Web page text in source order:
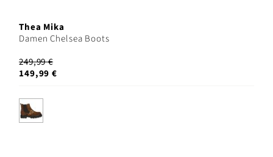
Thea Mika
Damen Chelsea Boots
249,99 €
149,99 €